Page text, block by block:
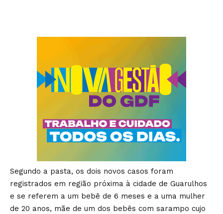
Segundo a pasta, os dois novos casos foram
registrados em região próxima à cidade de Guarulhos
e se referem a um bebê de 6 meses e a uma mulher
de 20 anos, mãe de um dos bebês com sarampo cujo